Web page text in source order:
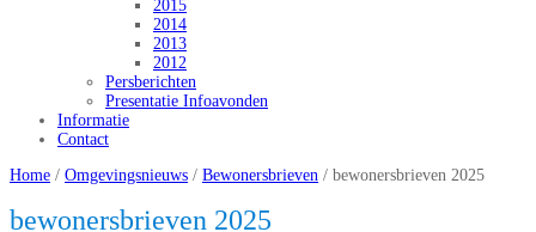
2015
2014
2013
2012
Persberichten
Presentatie Infoavonden
Informatie
Contact
Home / Omgevingsnieuws / Bewonersbrieven / bewonersbrieven 2025
bewonersbrieven 2025